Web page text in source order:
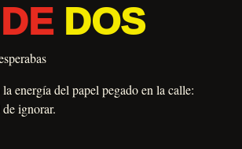
DEDOS
energía del papel pegado en la calle:
ignorar.